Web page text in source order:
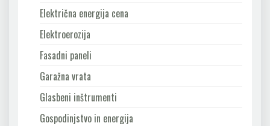
Električna energija cena
Elektroerozija
Fasadni paneli
Garažna vrata
Glasbeni inštrumenti
Gospodinjstvo in energija